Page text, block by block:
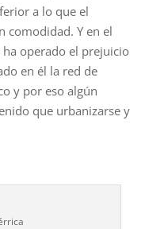
a lo que el
comodidad. Y en el
operado el prejuicio
en él la red de
y por eso algún
que urbanizarse y